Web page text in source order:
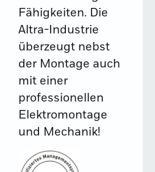
Fähigkeiten. Die
Altra-Industrie
überzeugt nebst
der Montage auch
mit einer
professionellen
Elektromontage
und Mechanik!